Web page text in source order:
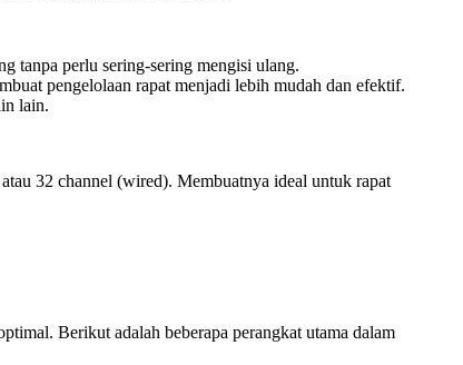
tanpa perlu sering-sering mengisi ulang.
pengelolaan rapat menjadi lebih mudah dan efektif.
lain.
32 channel (wired). Membuatnya ideal untuk rapat
Berikut adalah beberapa perangkat utama dalam